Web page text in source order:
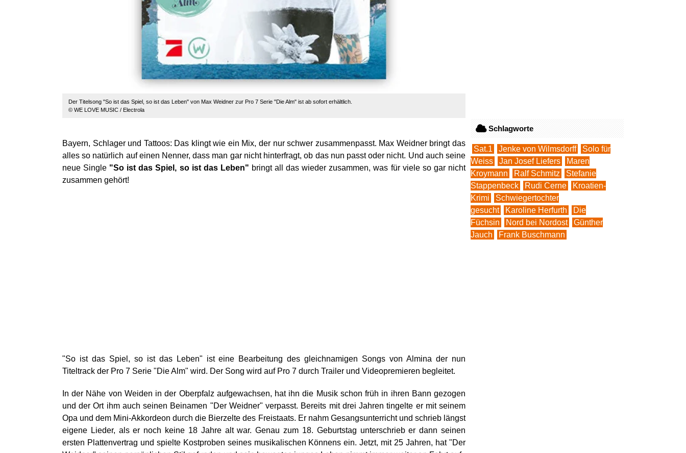
Der Titelsong "So ist das Spiel, so ist das Leben" von Max Weidner zur Pro 7 Serie "Die Alm" ist ab sofort erhältlich.
© WE LOVE MUSIC / Electrola
Bayern, Schlager und Tattoos: Das klingt wie ein Mix, der nur schwer zusammenpasst. Max Weidner bringt das
alles so natürlich auf einen Nenner, dass man gar nicht hinterfragt, ob das nun passt oder nicht. Und auch seine
neue Single "So ist das Spiel, so ist das Leben" bringt all das wieder zusammen, was für viele so gar nicht
zusammen gehört!
"So ist das Spiel, so ist das Leben" ist eine Bearbeitung des gleichnamigen Songs von Almina der nun
Titeltrack der Pro 7 Serie "Die Alm" wird. Der Song wird auf Pro 7 durch Trailer und Videopremieren begleitet.
In der Nähe von Weiden in der Oberpfalz aufgewachsen, hat ihn die Musik schon früh in ihren Bann gezogen
und der Ort ihm auch seinen Beinamen "Der Weidner" verpasst. Bereits mit drei Jahren tingelte er mit seinem
Opa und dem Mini-Akkordeon durch die Bierzelte des Freistaats. Er nahm Gesangsunterricht und schrieb längst
eigene Lieder, als er noch keine 18 Jahre alt war. Genau zum 18. Geburtstag unterschrieb er dann seinen
ersten Plattenvertrag und spielte Kostproben seines musikalischen Könnens ein. Jetzt, mit 25 Jahren, hat "Der
Schlagworte
Sat.1 Jenke von Wilmsdorff
Solo für
Weiss
Jan Josef Liefers
Maren
Kroymann
Ralf Schmitz
Stefanie
Stappenbeck
Rudi Cerne
Kroatien-
Krimi
Schwiegertochter
gesucht
Karoline Herfurth
Die
Füchsin
Nord bei Nordost
Günther
Jauch
Frank Buschmann